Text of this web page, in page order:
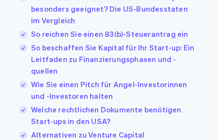
besonders geeignet? Die US-Bundesstaten
im Vergleich
So reichen Sie einen 83(b)-Steuerantrag ein
So beschaffen Sie Kapital für Ihr Start-up: Ein
Leitfaden zu Finanzierungsphasen und -
quellen
Wie Sie einen Pitch für Angel-Investorinnen
und -Investoren halten
Welche rechtlichen Dokumente benötigen
Start-ups in den USA?
Alternativen zu Venture Capital